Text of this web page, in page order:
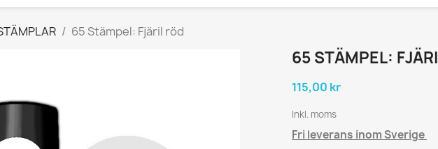
65 Stämpel: Fjäril röd
65 STÄMPEL:
115,00 kr
Inkl. moms
Fri leverans inom Sverige